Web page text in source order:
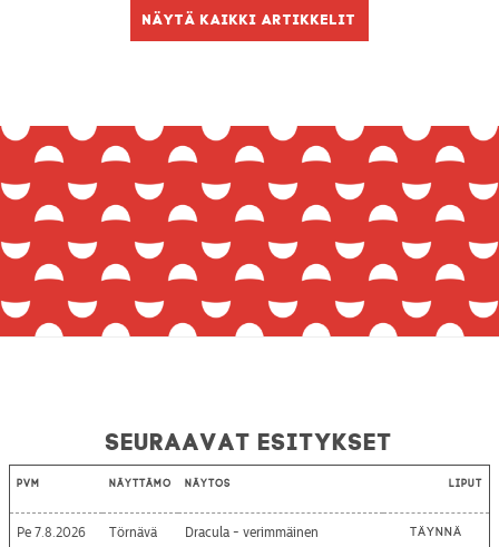
Näytä kaikki artikkelit
Seuraavat esitykset
Pvm Näyttämö Näytös Liput
Pe 7.8.2026
Törnävä
Dracula - verimmäinen
Täynnä